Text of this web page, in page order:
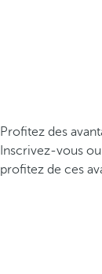
Profitez des
Inscrivez-vous
profitez de ces